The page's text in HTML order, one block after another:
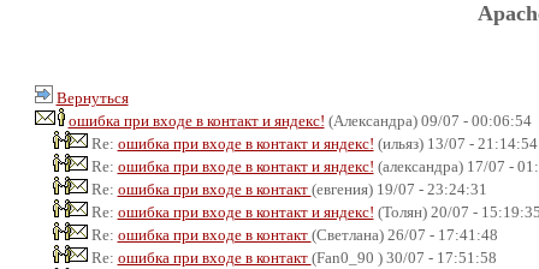
Вернуться
ошибка при входе в контакт и яндекс! (Александра) 09/07 - 00:06:54
Re: ошибка при входе в контакт и яндекс! (ильяз) 13/07 - 21:14:54
Re: ошибка при входе в контакт и яндекс! (александра) 17/07 -
Re: ошибка при входе в контакт (евгения) 19/07 - 23:24:31
Re: ошибка при входе в контакт и яндекс! (Толян) 20/07 -
Re: ошибка при входе в контакт (Светлана) 26/07 - 17:41:48
Re: ошибка при входе в контакт (Fan0_90 ) 30/07 - 17:51:58